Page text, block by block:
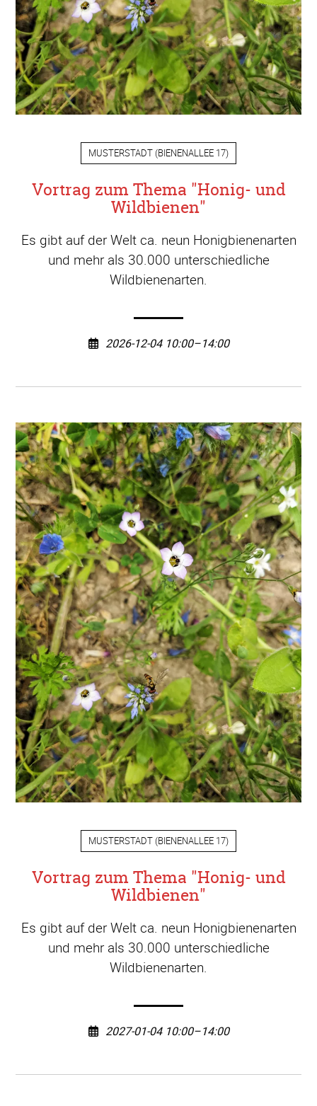
MUSTERSTADT (BIENENALLEE 17)
Vortrag zum Thema "Honig- und
Wildbienen"
Es gibt auf der Welt ca. neun Honigbienenarten
und mehr als 30.000 unterschiedliche
Wildbienenarten.
2026-12-04 10:00–14:00
MUSTERSTADT (BIENENALLEE 17)
Vortrag zum Thema "Honig- und
Wildbienen"
Es gibt auf der Welt ca. neun Honigbienenarten
und mehr als 30.000 unterschiedliche
Wildbienenarten.
2027-01-04 10:00–14:00